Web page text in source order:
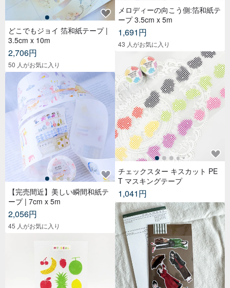
どこでもジョイ 箔和紙テープ |
3.5cm x 10m
2,706円
50 人がお気に入り
【完売間近】美しい瞬間和紙テ
ープ | 7cm x 5m
2,056円
45 人がお気に入り
メロディーの向こう側:箔和紙テ
ープ 3.5cm x 5m
1,691円
43 人がお気に入り
チェックスター キスカット PE
T マスキングテープ
1,041円